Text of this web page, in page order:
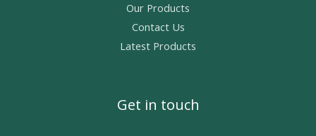
Our Products
Contact Us
Latest Products
Get in touch